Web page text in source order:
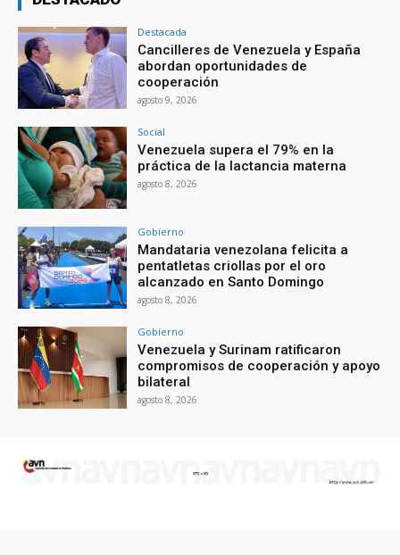
Destacada
Cancilleres de Venezuela y España
abordan oportunidades de
cooperación
agosto 9, 2026
Social
Venezuela supera el 79% en la
práctica de la lactancia materna
agosto 8, 2026
Gobierno
Mandataria venezolana felicita a
pentatletas criollas por el oro
alcanzado en Santo Domingo
agosto 8, 2026
Gobierno
Venezuela y Surinam ratificaron
compromisos de cooperación y apoyo
bilateral
agosto 8, 2026